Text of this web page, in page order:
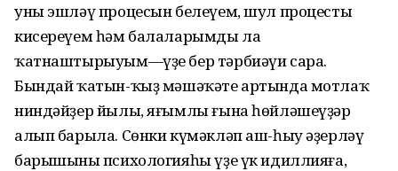
уны эшләү процесын белеүем, шул процесты
кисереүем һәм балаларымды ла
ҡатнаштырыуым—үҙе бер тәрбиәүи сара.
Бындай ҡатын-ҡыҙ мәшәҡәте артында мотлаҡ
ниндәйҙер йылы, яғымлы ғына һөйләшеүҙәр
алып барыла. Сөнки күмәкләп аш-һыу әҙерләү
барышының психологияһы үҙе үк идиллияға,